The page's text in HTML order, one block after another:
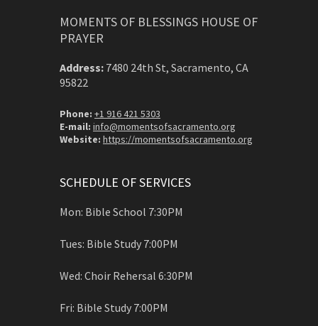
MOMENTS OF BLESSINGS HOUSE OF
PRAYER
Address: 7480 24th St, Sacramento, CA
95822
Phone: +1 916 421 5303
E-mail: info@momentsofsacramento.org
Website: https://momentsofsacramento.org
SCHEDULE OF SERVICES
Mon: Bible School 7:30PM
Tues: Bible Study 7:00PM
Wed: Choir Rehersal 6:30PM
Fri: Bible Study 7:00PM